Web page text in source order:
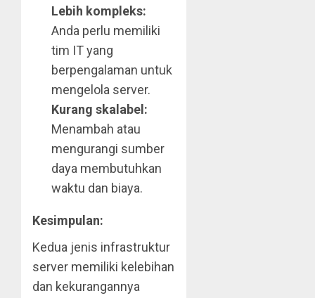
Lebih kompleks:
Anda perlu memiliki
tim IT yang
berpengalaman untuk
mengelola server.
Kurang skalabel:
Menambah atau
mengurangi sumber
daya membutuhkan
waktu dan biaya.
Kesimpulan:
Kedua jenis infrastruktur
server memiliki kelebihan
dan kekurangannya